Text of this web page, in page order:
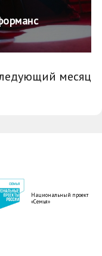
месяц
Национальный проект
«Семья»